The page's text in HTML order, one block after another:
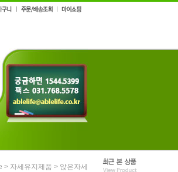
> 자세유지제품 > 앉은자세